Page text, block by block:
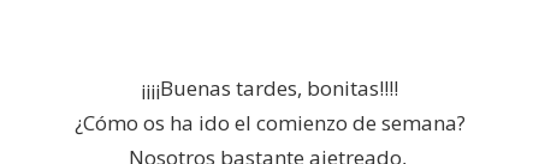
¡¡¡¡Buenas tardes, bonitas!!!!
¿Cómo os ha ido el comienzo de semana?
Nosotros bastante ajetreado,